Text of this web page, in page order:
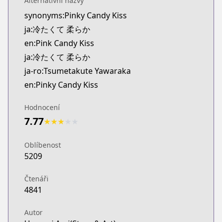
Kitsu
https://kitsu.app/manga/tsumetakute-yawaraka
MangaUpdates
MangaUpdates
https://www.mangaupdates.com/
Book☆Walker
https://bookwalker.jp/series/419557/list
Official English
Official English
https://www.viz.com/pink-candy-kiss
synonyms:Pinky Candy Kiss
ja:冷たくて 柔らか
en:Pink Candy Kiss
ja:冷たくて 柔らか
ja-ro:Tsumetakute Yawaraka
en:Pinky Candy Kiss
Hodnocení
7.77★★★
Oblíbenost
5209
Čtenáři
4841
Autor